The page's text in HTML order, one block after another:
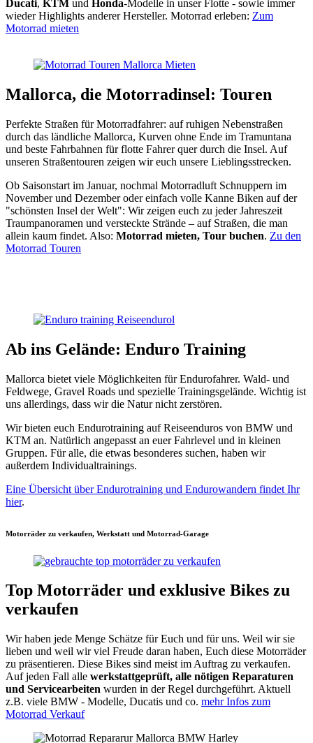
Ducati, KTM und Honda-Modelle in unser Flotte - sowie immer
wieder Highlights anderer Hersteller. Motorrad erleben: Zum
Motorrad mieten
Mallorca, die Motorradinsel: Touren
Perfekte Straßen für Motorradfahrer: auf ruhigen Nebenstraßen
durch das ländliche Mallorca, Kurven ohne Ende im Tramuntana
und beste Fahrbahnen für flotte Fahrer quer durch die Insel. Auf
unseren Straßentouren zeigen wir euch unsere Lieblingsstrecken.
Ob Saisonstart im Januar, nochmal Motorradluft Schnuppern im
November und Dezember oder einfach volle Kanne Biken auf der
"schönsten Insel der Welt": Wir zeigen euch zu jeder Jahreszeit
Traumpanoramen und versteckte Strände – auf Straßen, die man
allein kaum findet. Also: Motorrad mieten, Tour buchen. Zu den
Motorrad Touren
Ab ins Gelände: Enduro Training
Mallorca bietet viele Möglichkeiten für Endurofahrer. Wald- und
Feldwege, Gravel Roads und spezielle Trainingsgelände. Wichtig ist
uns allerdings, dass wir die Natur nicht zerstören.
Wir bieten euch Endurotraining auf Reiseenduros von BMW und
KTM an. Natürlich angepasst an euer Fahrlevel und in kleinen
Gruppen. Für alle, die etwas besonderes suchen, haben wir
außerdem Individualtrainings.
Eine Übersicht über Endurotraining und Endurowandern findet Ihr
hier.
Motorräder zu verkaufen, Werkstatt und Motorrad-Garage
Top Motorräder und exklusive Bikes zu
verkaufen
Wir haben jede Menge Schätze für Euch und für uns. Weil wir sie
lieben und weil wir viel Freude daran haben, Euch diese Motorräder
zu präsentieren. Diese Bikes sind meist im Auftrag zu verkaufen.
Auf jeden Fall alle werkstattgeprüft, alle nötigen Reparaturen
und Servicearbeiten wurden in der Regel durchgeführt. Aktuell
z.B. viele BMW - Modelle, Ducatis und co. mehr Infos zum
Motorrad Verkauf